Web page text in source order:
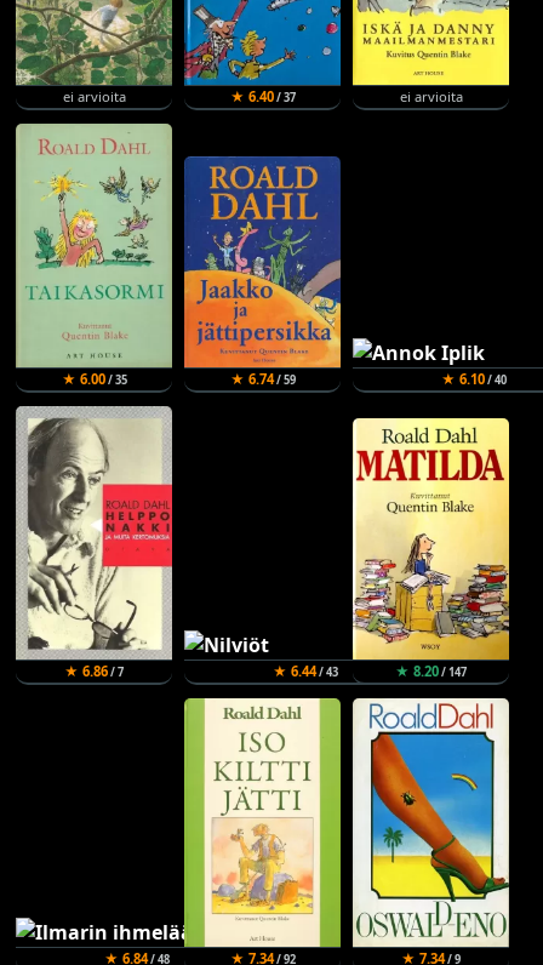
ei arvioita ★ 6.40/ 37 ei arvioita
★ 6.00/ 35 ★ 6.74/ 59 ★ 6.10/ 40
★ 6.86/ 7 ★ 6.44/ 43 ★ 8.20/ 147
★ 6.84/ 48 ★ 7.34/ 92 ★ 7.34/ 9